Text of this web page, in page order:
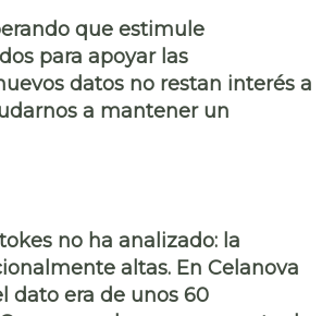
que estimule
para apoyar las
datos no restan interés a
a mantener un
no ha analizado: la
altas. En Celanova
dato era de unos 60